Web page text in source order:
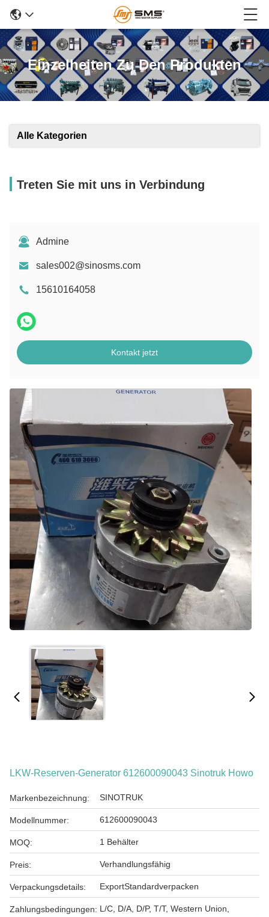
Einzelheiten Zu Den Produkten
Alle Kategorien
Treten Sie mit uns in Verbindung
Admine
sales002@sinosms.com
15610164058
Kontakt jetzt
LKW-Reserven-Generator 612600090043 Sinotruk Howo
Markenbezeichnung: SINOTRUK
Modellnummer: 612600090043
MOQ: 1 Behälter
Preis: Verhandlungsfähig
Verpackungsdetails: ExportStandardverpacken
Zahlungsbedingungen: L/C, D/A, D/P, T/T, Western Union,